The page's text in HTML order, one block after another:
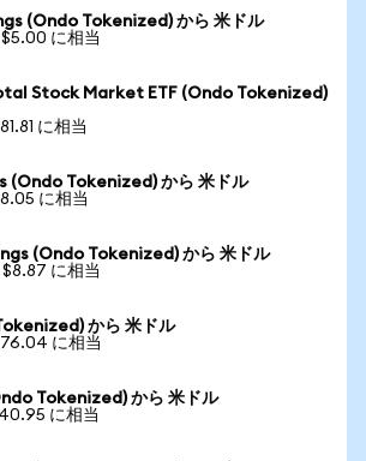
(Ondo Tokenized) から 米ドル
に相当
Stock Market ETF (Ondo Tokenized)
に相当
(Ondo Tokenized) から 米ドル
に相当
(Ondo Tokenized) から 米ドル
に相当
から 米ドル
に相当
Tokenized) から 米ドル
に相当